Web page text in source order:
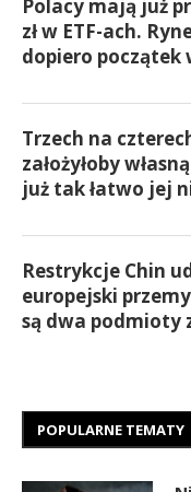
Polacy mają już
zł w ETF-ach.
dopiero początek
Trzech na
założyłoby
już tak łatwo jej
Restrykcje Chin
europejski
są dwa podmioty
POPULARNE TEMATY